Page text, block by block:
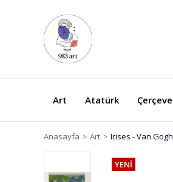
Art Atatürk Çerçeve
Anasayfa Art Irises - Van Gogh
YENİ